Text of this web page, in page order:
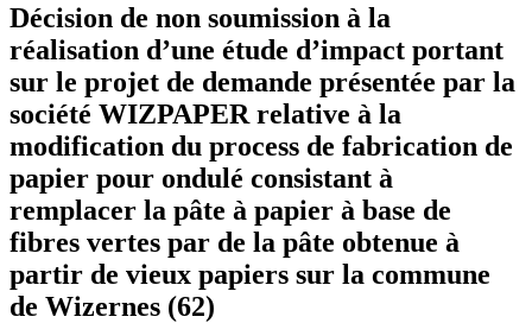
Décision de non soumission à la
réalisation d’une étude d’impact portant
sur le projet de demande présentée par la
société WIZPAPER relative à la
modification du process de fabrication de
papier pour ondulé consistant à
remplacer la pâte à papier à base de
fibres vertes par de la pâte obtenue à
partir de vieux papiers sur la commune
de Wizernes (62)